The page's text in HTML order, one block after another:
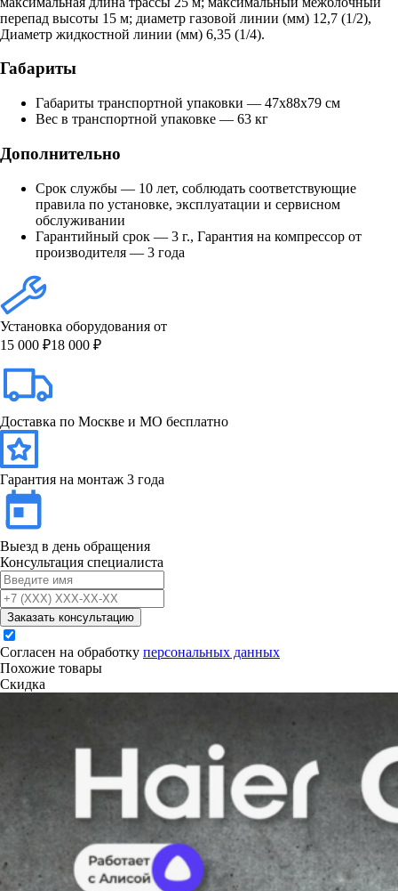
перепад высоты 15 м; диаметр газовой линии (мм) 12,7 (1/2),
Диаметр жидкостной линии (мм) 6,35 (1/4).
Габариты
Габариты транспортной упаковки — 47х88х79 см
Вес в транспортной упаковке — 63 кг
Дополнительно
Срок службы — 10 лет, соблюдать соответствующие
правила по установке, эксплуатации и сервисном
обслуживании
Гарантийный срок — 3 г., Гарантия на компрессор от
производителя — 3 года
Установка оборудования от
15 000 ₽18 000 ₽
Доставка по Москве и МО бесплатно
Гарантия на монтаж 3 года
Выезд в день обращения
Консультация специалиста
Заказать консультацию
Согласен на обработку персональных данных
Похожие товары
Скидка